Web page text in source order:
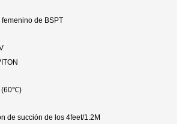
de BSPT
(60℃)
de succión de los 4feet/1.2M